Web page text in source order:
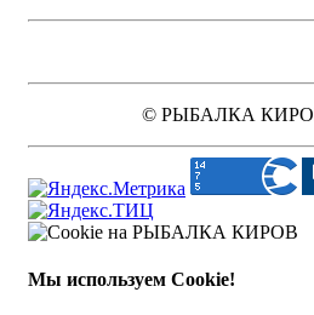
© РЫБАЛКА
Мы используем Cookie!